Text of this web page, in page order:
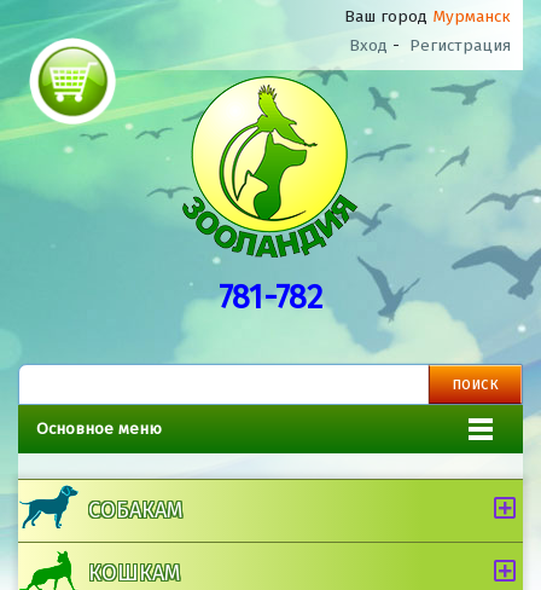
Ваш город Мурманск
Вход - Регистрация
781-782
Основное меню
СОБАКАМ
КОШКАМ